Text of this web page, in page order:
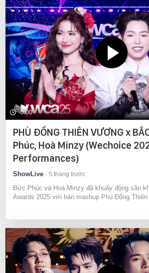
0:00
PHÙ ĐỔNG THIÊN VƯƠNG x
Phúc, Hoà Minzy (Wechoice
Performances)
ShowLive 5 tháng trước
Đức Phúc và Hoà Minzy đã khuấy động sân
Awards 2025 với bản mashup Phù Đổng